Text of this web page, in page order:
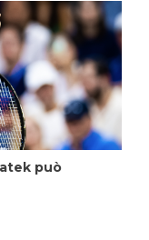
può